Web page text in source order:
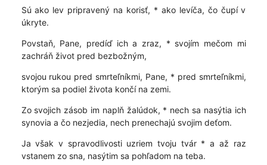
Sú ako lev pripravený na korisť, * ako levíča, čo čupí v
úkryte.
Povstaň, Pane, predíď ich a zraz, * svojím mečom mi
zachráň život pred bezbožným,
svojou rukou pred smrteľníkmi, Pane, * pred smrteľníkmi,
ktorým sa podiel života končí na zemi.
Zo svojich zásob im naplň žalúdok, * nech sa nasýtia ich
synovia a čo nezjedia, nech prenechajú svojim deťom.
Ja však v spravodlivosti uzriem tvoju tvár * a až raz
vstanem zo sna, nasýtim sa pohľadom na teba.